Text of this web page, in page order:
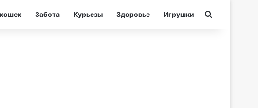
Забота Курьезы Здоровье Игрушки Ищи